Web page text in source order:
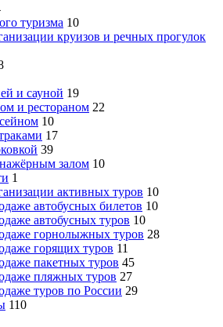
туризма 10
круизов и речных прогулок
и сауной 19
и рестораном 22
10
17
39
залом 10
1
активных туров 10
автобусных билетов 10
автобусных туров 10
горнолыжных туров 28
горящих туров 11
пакетных туров 45
пляжных туров 27
туров по России 29
110